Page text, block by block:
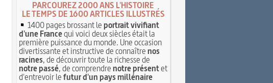
PARCOUREZ 2000 ANS L'HISTOIRE
LE TEMPS DE 1600 ARTICLES ILLUSTRÉS
1400 pages brossant leportrait vivifiant
d'une Francequi voici deux siècles était la
première puissance du monde. Une occasion
divertissante et instructive de connaîtrenos
racines, de découvrir toute la richesse de
notre passé, de comprendrenotre présentet
d'entrevoir lefutur d'un pays millénaire